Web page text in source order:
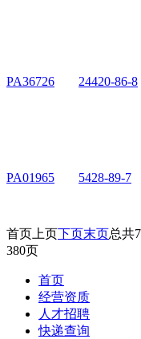
PA36726 24420-86-8
PA01965 5428-89-7
首页 上页下页末页总共
380页
首页
经营资质
人才招聘
快递查询